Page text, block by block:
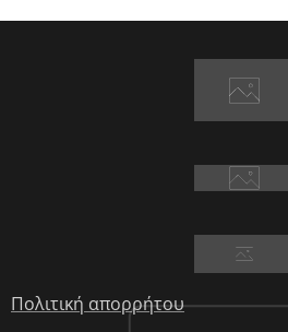
Πολιτική απορρήτου